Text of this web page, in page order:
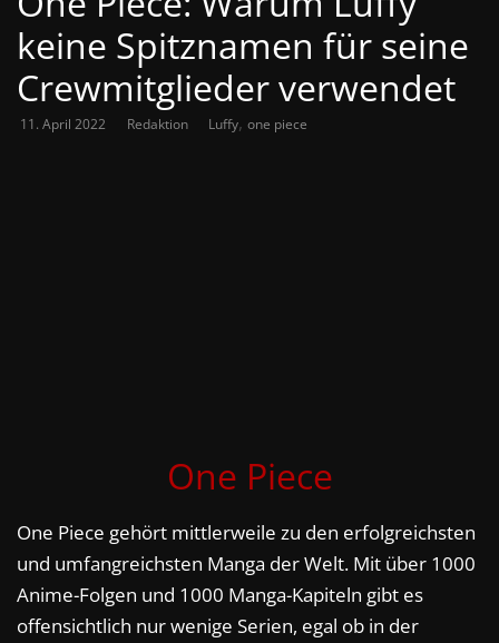
keine Spitznamen für seine
Crewmitglieder verwendet
11. April 2022 Redaktion Luffy, one piece
One Piece
One Piece gehört mittlerweile zu den erfolgreichsten
und umfangreichsten Manga der Welt. Mit über 1000
Anime-Folgen und 1000 Manga-Kapiteln gibt es
offensichtlich nur wenige Serien, egal ob in der